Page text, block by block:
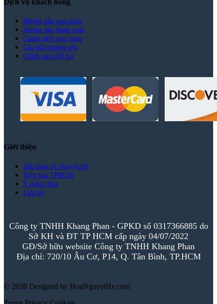
Hướng dẫn mua hàng
Hướng dẫn thanh toán
Chính sách giao hàng
Câu hỏi thường gặp
Chính sách đổi trả
Giới thiệu
Đôi dòng về Nguyệt Hỷ
Điện hoa TPHCM
Ý nghĩa Hoa
Liên hệ
Công ty TNHH Khang Phan - GPKD số 0317366885 do
Sở KH và ĐT TP HCM cấp ngày 04/07/2022
GĐ/Sở hữu website Công ty TNHH Khang Phan
Địa chỉ: 720/10 Âu Cơ, P14, Q. Tân Bình, TP.HCM
© 2026 Designed by HoaNguyetHy.com